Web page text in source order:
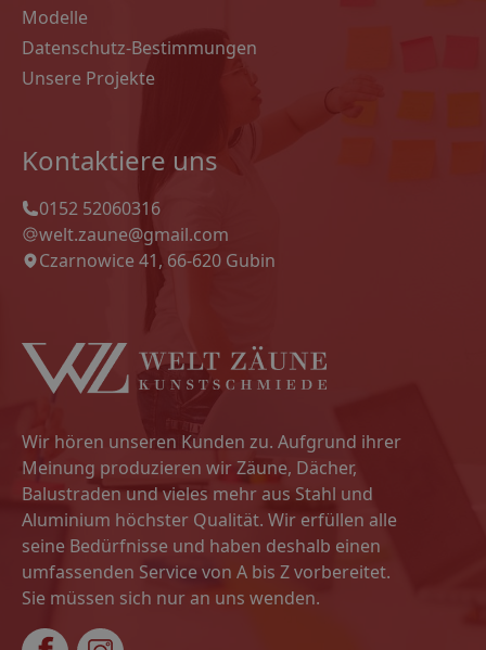
Modelle
Datenschutz-Bestimmungen
Unsere Projekte
Kontaktiere uns
0152 52060316
welt.zaune@gmail.com
Czarnowice 41, 66-620 Gubin
Wir hören unseren Kunden zu. Aufgrund ihrer
Meinung produzieren wir Zäune, Dächer,
Balustraden und vieles mehr aus Stahl und
Aluminium höchster Qualität. Wir erfüllen alle
seine Bedürfnisse und haben deshalb einen
umfassenden Service von A bis Z vorbereitet.
Sie müssen sich nur an uns wenden.